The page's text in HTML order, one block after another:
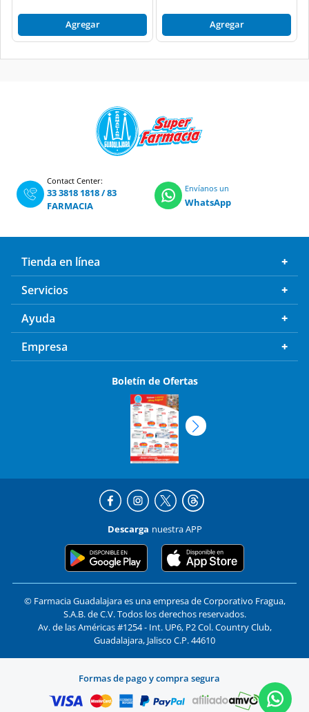
Agregar Agregar
Contact Center:
33 3818 1818/83
FARMACIA
Envíanos un
WhatsApp
Tienda en línea
Servicios
Ayuda
Empresa
Boletín de Ofertas
Descarga nuestra APP
© Farmacia Guadalajara es una empresa de Corporativo Fragua,
S.A.B. de C.V. Todos los derechos reservados.
Av. de las Américas #1254 - Int. UP6, P2 Col. Country Club,
Guadalajara, Jalisco C.P. 44610
Formas de pago y compra segura